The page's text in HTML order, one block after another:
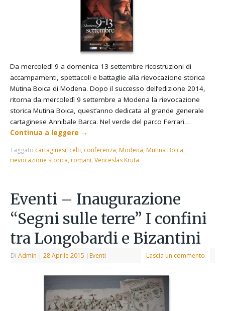
Da mercoledì 9 a domenica 13 settembre ricostruzioni di
accampamenti, spettacoli e battaglie alla rievocazione storica
Mutina Boica di Modena. Dopo il successo dell’edizione 2014,
ritorna da mercoledì 9 settembre a Modena la rievocazione
storica Mutina Boica, quest’anno dedicata al grande generale
cartaginese Annibale Barca. Nel verde del parco Ferrari…
Continua a leggere →
Taggato cartaginesi, celti, conferenza, Modena, Mutina Boica,
rievocazione storica, romani,Venceslas Kruta
Eventi – Inaugurazione
“Segni sulle terre” I confini
tra Longobardi e Bizantini
DiAdmin | 28 Aprile 2015 | Eventi Lascia un commento